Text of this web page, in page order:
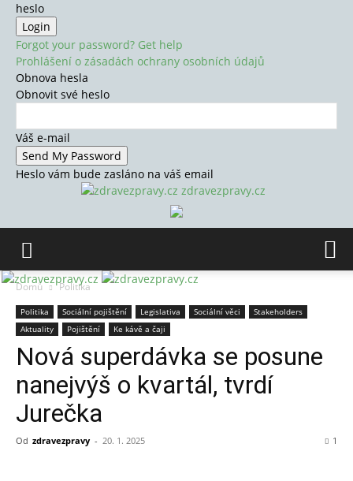
heslo
Forgot your password? Get help
Prohlášení o zásadách ochrany osobních údajů
Obnova hesla
Obnovit své heslo
Váš e-mail
Heslo vám bude zasláno na váš email
zdravezpravy.cz
Domů Politika
Politika Sociální pojištění Legislativa Sociální věci
Stakeholders
Aktuality
Pojištění Ke kávě a čaji
Nová superdávka se posune
nanejvýš o kvartál, tvrdí
Jurečka
Od zdravezpravy - 20. 1. 2025 1